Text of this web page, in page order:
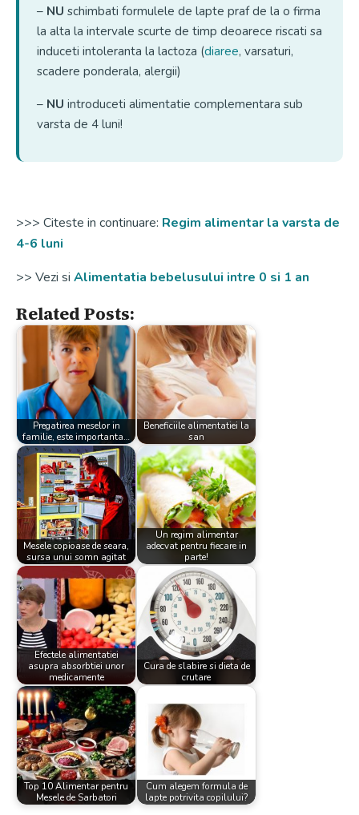
– NU schimbati formulele de lapte praf de la o firma
la alta la intervale scurte de timp deoarece riscati sa
induceti intoleranta la lactoza (diaree, varsaturi,
scadere ponderala, alergii)
– NU introduceti alimentatie complementara sub
varsta de 4 luni!
>>> Citeste in continuare: Regim alimentar la varsta de
4-6 luni
>> Vezi si Alimentatia bebelusului intre 0 si 1 an
Related Posts:
Pregatirea meselor in
familie, este importanta…
Beneficiile alimentatiei la
san
Mesele copioase de seara,
sursa unui somn agitat
Un regim alimentar
adecvat pentru fiecare in
parte!
Efectele alimentatiei
asupra absorbtiei unor
medicamente
Cura de slabire si dieta de
crutare
Top 10 Alimentar pentru
Mesele de Sarbatori
Cum alegem formula de
lapte potrivita copilului?